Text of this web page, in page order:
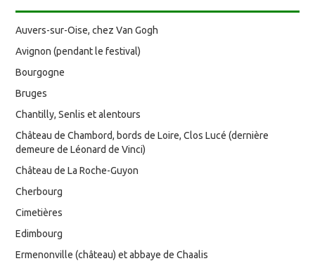
Auvers-sur-Oise, chez Van Gogh
Avignon (pendant le festival)
Bourgogne
Bruges
Chantilly, Senlis et alentours
Château de Chambord, bords de Loire, Clos Lucé (dernière
demeure de Léonard de Vinci)
Château de La Roche-Guyon
Cherbourg
Cimetières
Edimbourg
Ermenonville (château) et abbaye de Chaalis